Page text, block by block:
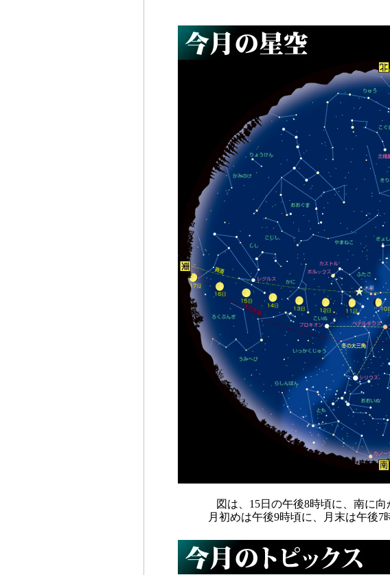
図は、15日の午後8時頃に、南に
月初めは午後9時頃に、月末は午後7